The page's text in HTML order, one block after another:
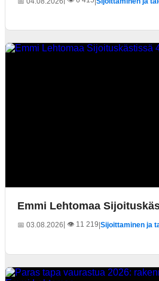
Emmi Lehtomaa
📅 03.08.2026| 👁️ 11 219 Sijoittaminen ja